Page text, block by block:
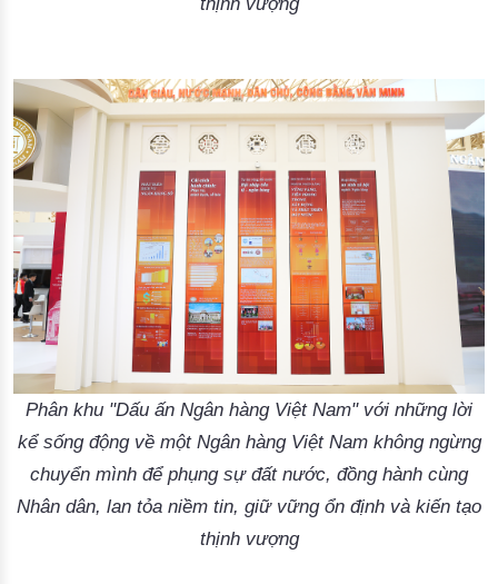
Phân khu "Dấu ấn Ngân hàng Việt Nam" với những lời
kể sống động về một Ngân hàng Việt Nam không ngừng
chuyển mình để phụng sự đất nước, đồng hành cùng
Nhân dân, lan tỏa niềm tin, giữ vững ổn định và kiến tạo
thịnh vượng